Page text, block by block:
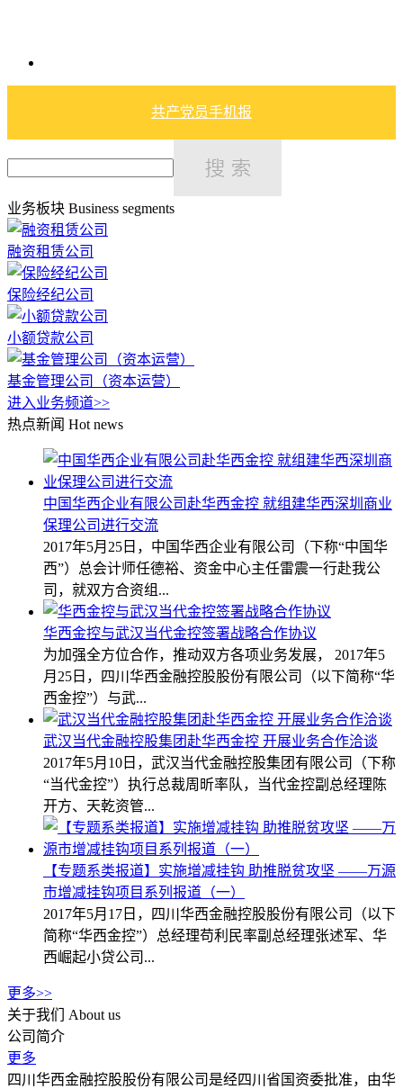
共产党员手机报
业务板块 Business segments
融资租赁公司
保险经纪公司
小额贷款公司
基金管理公司（资本运营）
进入业务频道>>
热点新闻 Hot news
中国华西企业有限公司赴华西金控 就组建华西深圳商业
保理公司进行交流
2017年5月25日，中国华西企业有限公司（下称“中国华
西”）总会计师任德裕、资金中心主任雷震一行赴我公
司，就双方合资组...
华西金控与武汉当代金控签署战略合作协议
为加强全方位合作，推动双方各项业务发展， 2017年5
月25日，四川华西金融控股股份有限公司（以下简称“华
西金控”）与武...
武汉当代金融控股集团赴华西金控 开展业务合作洽谈
2017年5月10日，武汉当代金融控股集团有限公司（下称
“当代金控”）执行总裁周昕率队，当代金控副总经理陈
开方、天乾资管...
【专题系类报道】实施增减挂钩 助推脱贫攻坚 ——万源
市增减挂钩项目系列报道（一）
2017年5月17日，四川华西金融控股股份有限公司（以下
简称“华西金控”）总经理苟利民率副总经理张述军、华
西崛起小贷公司...
更多>>
关于我们
About us
公司简介
更多
四川华西金融控股股份有限公司是经四川省国资委批准，由华